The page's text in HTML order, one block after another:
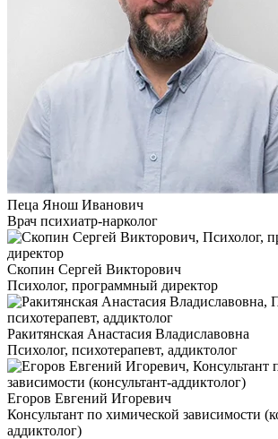
Пеца Янош Иванович
Врач психиатр-нарколог
Скопин Сергей Викторович
Психолог, программный директор
Ракитянская Анастасия Владиславовна
Психолог, психотерапевт, аддиктолог
Егоров Евгений Игоревич
Консультант по химической зависимости
аддиктолог)